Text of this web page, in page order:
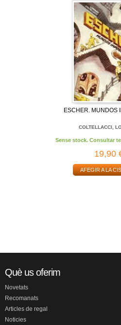
ESCHER. MUNDOS
COLTELLACCI,
Sense stock. Consultar
19,90
AFEGIR A LA
Què us oferim
Novetats
Recomanats
Articles de regal
Noticies